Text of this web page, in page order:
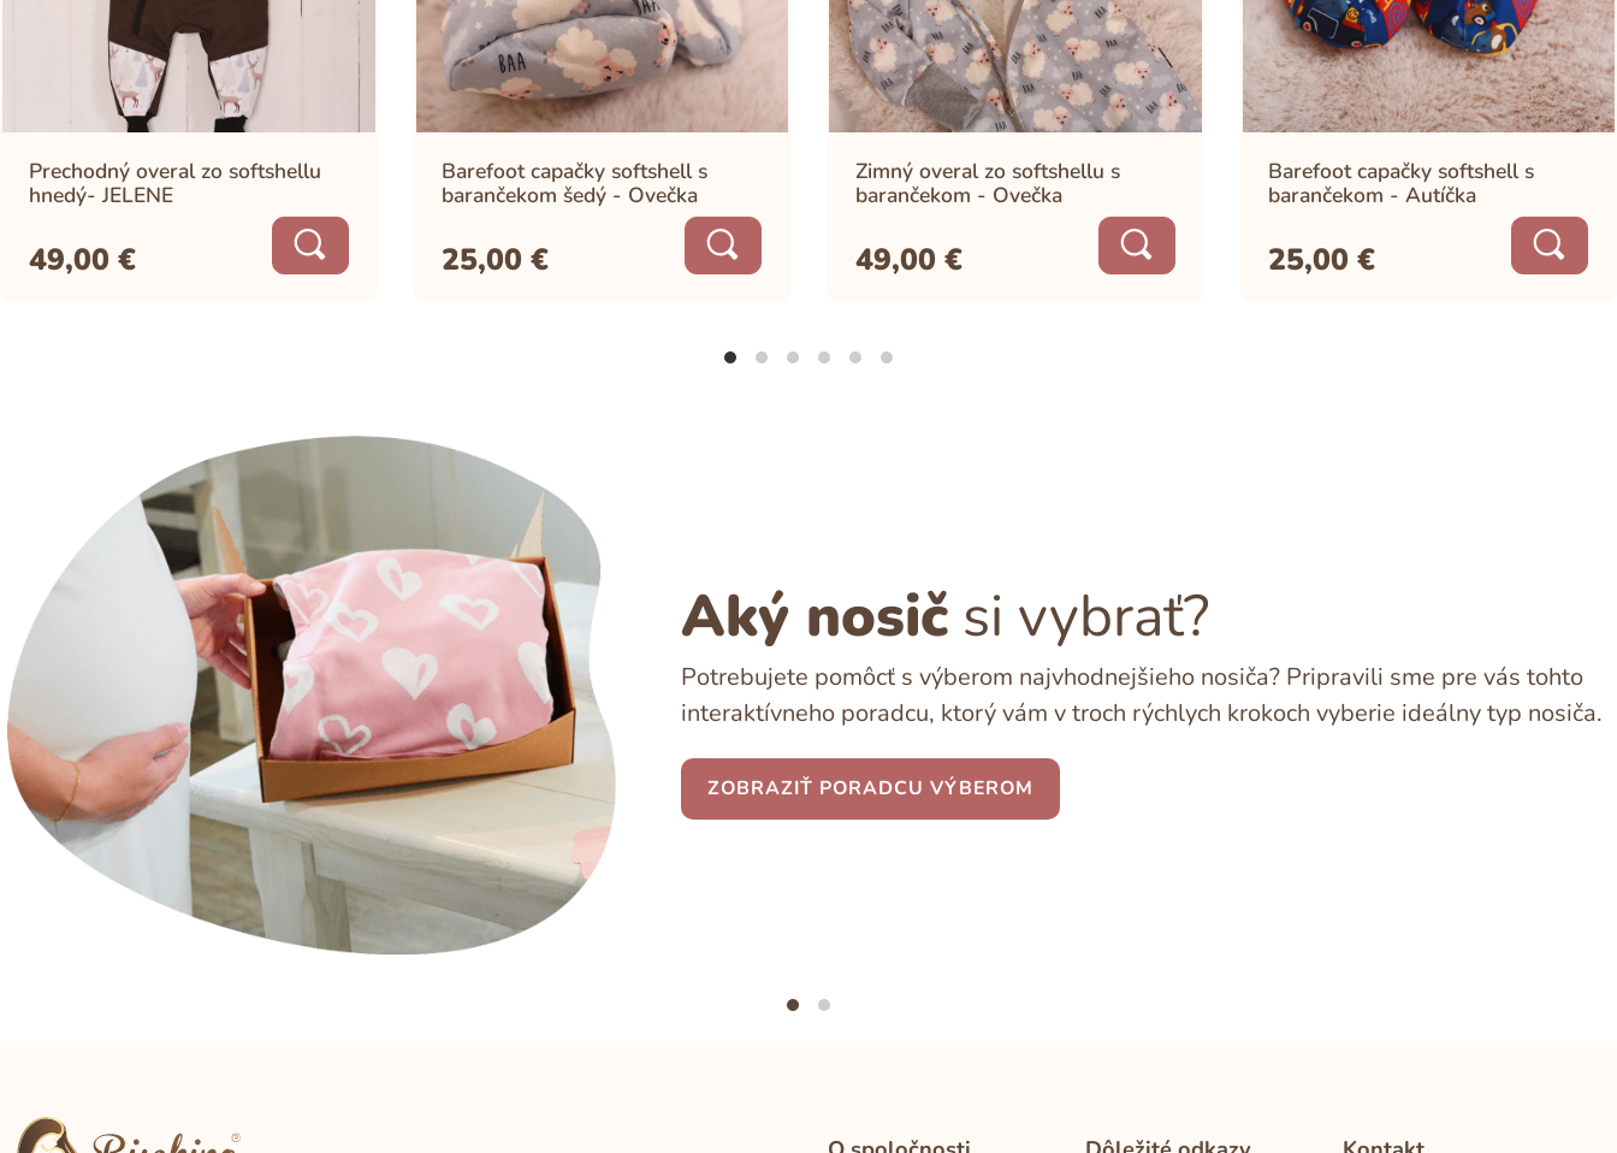
Prechodný overal zo softshellu
hnedý- JELENE
49,00 €
Barefoot capačky softshell s
barančekom šedý - Ovečka
25,00€
Zimný overal zo softshellu s
barančekom - Ovečka
49,00 €
Barefoot capačky softshell s
barančekom - Autíčka
25,00€
Aký nosič si vybrať?
Potrebujete pomôcť s výberom najvhodnejšieho nosiča? Pripravili sme pre vás tohto
interaktívneho poradcu, ktorý vám v troch rýchlych krokoch vyberie ideálny typ nosiča.
ZOBRAZIŤ PORADCU VÝBEROM